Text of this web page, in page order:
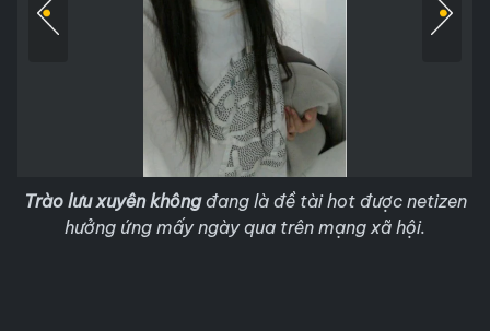
Trào lưu xuyên khôngđang là đề tài hot được netizen
hưởng ứng mấy ngày qua trên mạng xã hội.